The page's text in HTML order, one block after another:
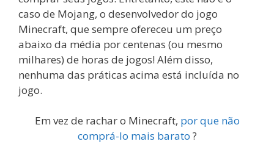
caso de Mojang, o desenvolvedor do jogo
Minecraft, que sempre ofereceu um preço
abaixo da média por centenas (ou mesmo
milhares) de horas de jogos! Além disso,
nenhuma das práticas acima está incluída no
jogo.
Em vez de rachar o Minecraft, por que não
comprá-lo mais barato ?